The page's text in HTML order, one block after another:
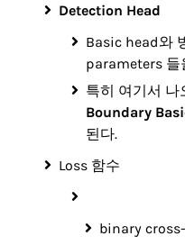
Detection Head
Basic head와
parameters 들
특히 여기서
Boundary
된다.
Loss 함수
binary